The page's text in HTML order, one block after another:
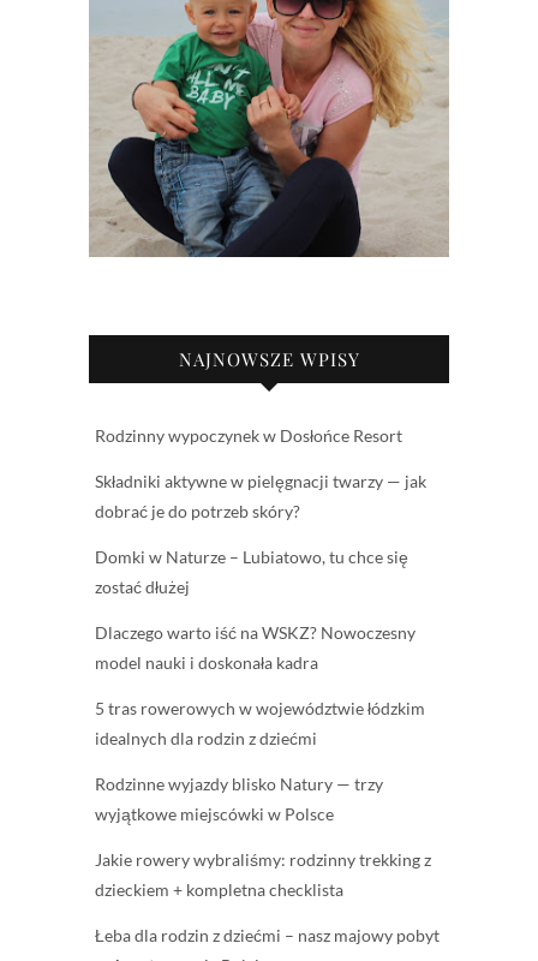
NAJNOWSZE WPISY
Rodzinny wypoczynek w Dosłońce Resort
Składniki aktywne w pielęgnacji twarzy — jak
dobrać je do potrzeb skóry?
Domki w Naturze – Lubiatowo, tu chce się
zostać dłużej
Dlaczego warto iść na WSKZ? Nowoczesny
model nauki i doskonała kadra
5 tras rowerowych w województwie łódzkim
idealnych dla rodzin z dziećmi
Rodzinne wyjazdy blisko Natury — trzy
wyjątkowe miejscówki w Polsce
Jakie rowery wybraliśmy: rodzinny trekking z
dzieckiem + kompletna checklista
Łeba dla rodzin z dziećmi – nasz majowy pobyt